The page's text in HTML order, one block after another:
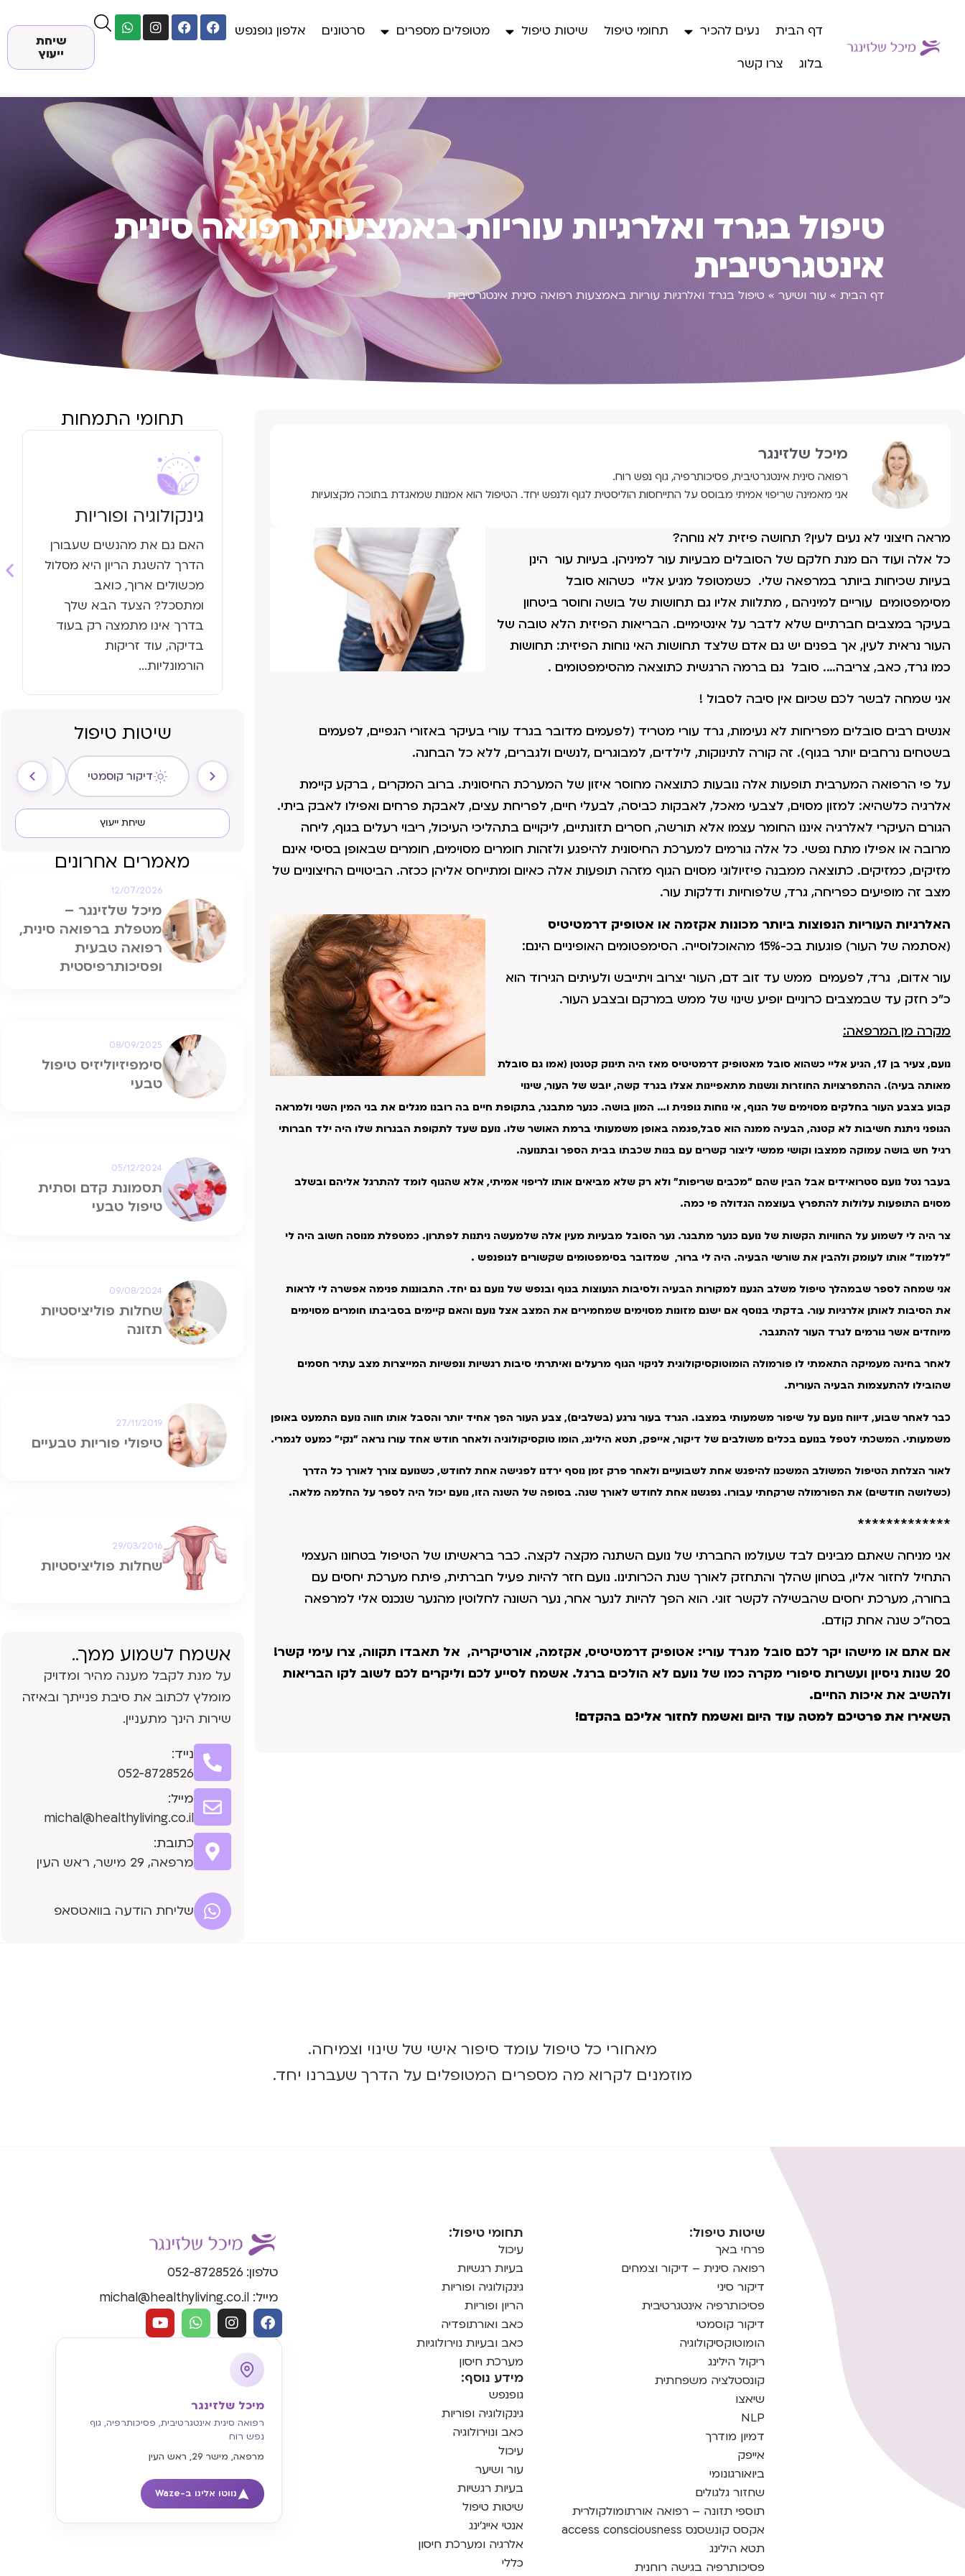
דף הבית נעים להכיר תחומי טיפול שיטות טיפול מטופלים מספרים סרטונים
אלפון גופנפש
בלוג
צרו קשר
שיחת
ייעוץ
טיפול בגרד ואלרגיות עוריות באמצעות רפואה סינית
אינטגרטיבית
דף הבית » עור ושיער » טיפול בגרד ואלרגיות עוריות באמצעות רפואה סינית אינטגרטיבית
מיכל שלזינגר
רפואה סינית אינטגרטיבית, פסיכותרפיה, גוף נפש רוח.
אני מאמינה שריפוי אמיתי מבוסס על התייחסות הוליסטית לגוף ולנפש יחד. הטיפול הוא אמנות שמאגדת בתוכה מקצועיות
מראה חיצוני לא נעים לעין? תחושה פיזית לא נוחה?
כל אלה ועוד הם מנת חלקם של הסובלים מבעיות עור למיניהן. בעיות עור הינן
בעיות שכיחות ביותר במרפאה שלי. כשמטופל מגיע אליי כשהוא סובל
מסימפטומים עוריים למיניהם , מתלוות אליו גם תחושות של בושה וחוסר ביטחון
בעיקר במצבים חברתיים שלא לדבר על אינטימיים. הבריאות הפיזית הלא טובה של
העור נראית לעין, אך בפנים יש גם אדם שלצד תחושות האי נוחות הפיזית: תחושות
כמו גרד, כאב, צריבה…. סובל גם ברמה הרגשית כתוצאה מהסימפטומים .
אני שמחה לבשר לכם שכיום אין סיבה לסבול !
אנשים רבים סובלים מפריחות לא נעימות, גרד עורי מטריד (לפעמים מדובר בגרד עורי בעיקר באזורי הגפיים, לפעמים
בשטחים נרחבים יותר בגוף). זה קורה לתינוקות, לילדים, למבוגרים ,לנשים ולגברים, ללא כל הבחנה.
על פי הרפואה המערבית תופעות אלה נובעות כתוצאה מחוסר איזון של המערכת החיסונית. ברוב המקרים , ברקע קיימת
אלרגיה כלשהיא: למזון מסוים, לצבעי מאכל, לאבקות כביסה, לבעלי חיים, לפריחת עצים, לאבקת פרחים ואפילו לאבק ביתי.
הגורם העיקרי לאלרגיה איננו החומר עצמו אלא תורשה, חסרים תזונתיים, ליקויים בתהליכי העיכול, ריבוי רעלים בגוף, ליחה
מרובה או אפילו מתח נפשי. כל אלה גורמים למערכת החיסונית להיפגע ולזהות חומרים מסוימים, חומרים שבאופן בסיסי אינם
מזיקים, כמזיקים. כתוצאה ממבנה פיזיולוגי מסוים הגוף מזהה תופעות אלה כאיום ומתייחס אליהן ככזה. הביטויים החיצוניים של
מצב זה מופיעים כפריחה, גרד, שלפוחיות ודלקות עור.
האלרגיות העוריות הנפוצות ביותר מכונות אקזמה או אטופיק דרמטיטיס
(אסתמה של העור) פוגעות בכ-15% מהאוכלוסייה. הסימפטומים האופיניים הינם:
עור אדום, גרד, לפעמים ממש עד זוב דם, העור יצרוב ויתייבש ולעיתים הגירוד הוא
כ"כ חזק עד שבמצבים כרוניים יופיע שינוי של ממש במרקם ובצבע העור.
מקרה מן המרפאה:
נועם, צעיר בן 17, הגיע אליי כשהוא סובל מאטופיק דרמטיטיס מאז היה תינוק קטנטן (אמו גם סובלת
מאותה בעיה). ההתפרצויות החוזרות ונשנות מתאפיינות אצלו בגרד קשה, יובש של העור, שינוי
קבוע בצבע העור בחלקים מסוימים של הגוף, אי נוחות גופנית ו… המון בושה. כנער מתבגר, בתקופת חיים בה רובנו מגלים את בני המין השני ולמראה
הגופני ניתנת חשיבות לא קטנה, הבעיה ממנה הוא סבל,פגמה באופן משמעותי ברמת האושר שלו. נועם שעד לתקופת הבגרות שלו היה ילד חברותי
רגיל חש בושה עמוקה ממצבו וקושי ממשי ליצור קשרים עם בנות שכבתו בבית הספר ובתנועה.
בעבר נטל נועם סטרואידים אבל הבין שהם "מכבים שריפות" ולא רק שלא מביאים אותו לריפוי אמיתי, אלא שהגוף לומד להתרגל אליהם ובשלב
מסוים התופעות עלולות להתפרץ בעוצמה הגדולה פי כמה.
צר היה לי לשמוע על החוויות הקשות של נועם כנער מתבגר. נער הסובל מבעיות מעין אלה שלמעשה ניתנות לפתרון. כמטפלת מנוסה חשוב היה לי
"ללמוד" אותו לעומק ולהבין את שורשי הבעיה. היה לי ברור, שמדובר בסימפטומים שקשורים לגופנפש .
אני שמחה לספר שבמהלך טיפול משלב הגענו למקורות הבעיה ולסיבות הנעוצות בגוף ובנפש של נועם גם יחד. התבוננות פנימה אפשרה לי לראות
את הסיבות לאותן אלרגיות עור. בדקתי בנוסף אם ישנם מזונות מסוימים שמחמירים את המצב אצל נועם והאם קיימים בסביבתו חומרים מסוימים
מיוחדים אשר גורמים לגרד העור להתגבר.
לאחר בחינה מעמיקה התאמתי לו פורמולה הומוטוקסיקולוגית לניקוי הגוף מרעלים ואיתרתי סיבות רגשיות ונפשיות המייצרות מצב עתיר חסמים
שהובילו להתעצמות הבעיה העורית.
כבר לאחר שבוע, דיווח נועם על שיפור משמעותי במצבו. הגרד בעור נרגע (בשלבים), צבע העור הפך אחיד יותר והסבל אותו חווה נועם התמעט באופן
משמעותי. המשכתי לטפל בנועם בכלים משולבים של דיקור, אייפק, תטא הילינג, הומו טוקסיקולוגיה ולאחר חודש אחד עורו נראה "נקי" כמעט לגמרי.
לאור הצלחת הטיפול המשולב המשכנו להיפגש אחת לשבועיים ולאחר פרק זמן נוסף ירדנו לפגישה אחת לחודש, כשנועם צורך לאורך כל הדרך
(כשלושה חודשים) את הפורמולה שרקחתי עבורו. נפגשנו אחת לחודש לאורך שנה. בסופה של השנה הזו, נועם יכול היה לספר על החלמה מלאה.
*************
אני מניחה שאתם מבינים לבד שעולמו החברתי של נועם השתנה מקצה לקצה. כבר בראשיתו של הטיפול בטחונו העצמי
התחיל לחזור אליו, בטחון שהלך והתחזק לאורך שנת הכרותינו. נועם חזר להיות פעיל חברתית, פיתח מערכת יחסים עם
בחורה, מערכת יחסים שהבשילה לקשר זוגי. הוא הפך להיות לנער אחר, נער השונה לחלוטין מהנער שנכנס אלי למרפאה
בסה"כ שנה אחת קודם.
אם אתם או מישהו יקר לכם סובל מגרד עורי: אטופיק דרמטיטיס, אקזמה, אורטיקריה, אל תאבדו תקווה, צרו עימי קשר!
20 שנות ניסיון ועשרות סיפורי מקרה כמו של נועם לא הולכים ברגל. אשמח לסייע לכם וליקרים לכם לשוב לקו הבריאות
ולהשיב את איכות החיים.
השאירו את פרטיכם למטה עוד היום ואשמח לחזור אליכם בהקדם!
תחומי התמחות
גינקולוגיה ופוריות
האם גם את מהנשים שעבורן
הדרך להשגת הריון היא מסלול
מכשולים ארוך, כואב
ומתסכל? הצעד הבא שלך
בדרך אינו מתמצה רק בעוד
בדיקה, עוד זריקות
הורמונליות...
שיטות טיפול
דיקור קוסמטי ריקול
שיחת ייעוץ
מאמרים אחרונים
מיכל שלזינגר –
מטפלת ברפואה סינית,
רפואה טבעית
ופסיכותרפיסטית
12/07/2026
סימפיזיוליזיס טיפול
טבעי
08/09/2025
תסמונת קדם וסתית
טיפול טבעי
05/12/2024
שחלות פוליציסטיות
תזונה
09/08/2024
טיפולי פוריות טבעיים
27/11/2019
שחלות פוליציסטיות
29/03/2016
אשמח לשמוע ממך..
על מנת לקבל מענה מהיר ומדויק
מומלץ לכתוב את סיבת פנייתך ובאיזה
שירות הינך מתעניין.
נייד:
052-8728526
מייל:
michal@healthyliving.co.il
כתובת:
מרפאה, 29 מישר, ראש העין
שליחת הודעה בוואטסאפ
מאחורי כל טיפול עומד סיפור אישי של שינוי וצמיחה.
מוזמנים לקרוא מה מספרים המטופלים על הדרך שעברנו יחד.
טלפון: 052-8728526
מייל: michal@healthyliving.co.il
מיכל שלזינגר
רפואה סינית אינטגרטיבית, פסיכותרפיה, גוף
נפש רוח
מרפאה, מישר 29, ראש העין
נווטו אלינו ב-Waze
תחומי טיפול:
עיכול
בעיות רגשיות
גינקולוגיה ופוריות
הריון ופוריות
כאב ואורתופדיה
כאב ובעיות נוירולוגיות
מערכת חיסון
מידע נוסף:
גופנפש
גינקולוגיה ופוריות
כאב ונוירולוגיה
עיכול
עור ושיער
בעיות רגשיות
שיטות טיפול
אנטי אייג'ינג
אלרגיה ומערכת חיסון
כללי
שיטות טיפול:
פרחי באך
רפואה סינית – דיקור וצמחים
דיקור סיני
פסיכותרפיה אינטגרטיבית
דיקור קוסמטי
הומוטוקסיקולוגיה
ריקול הילינג
קונסטלציה משפחתית
שיאצו
NLP
דמיון מודרך
אייפק
ביואורגונומי
שחזור גלגולים
תוספי תזונה – רפואה אורתומולקולרית
אקסס קונשסנס access consciousness
תטא הילינג
פסיכותרפיה בגישה רוחנית